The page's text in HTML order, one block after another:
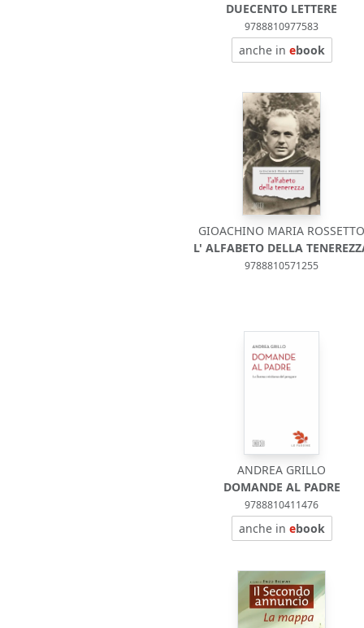
DUECENTO LETTERE
9788810977583
anche in ebook
GIOACHINO MARIA ROSSETTO
L' ALFABETO DELLA
9788810571255
ANDREA GRILLO
DOMANDE AL PADRE
9788810411476
anche in ebook